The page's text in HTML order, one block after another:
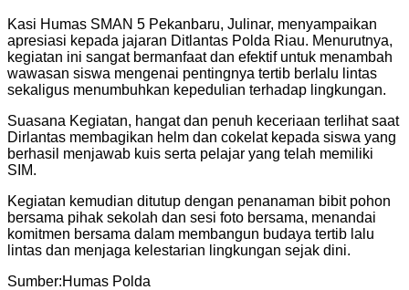
Kasi Humas SMAN 5 Pekanbaru, Julinar, menyampaikan
apresiasi kepada jajaran Ditlantas Polda Riau. Menurutnya,
kegiatan ini sangat bermanfaat dan efektif untuk menambah
wawasan siswa mengenai pentingnya tertib berlalu lintas
sekaligus menumbuhkan kepedulian terhadap lingkungan.
Suasana Kegiatan, hangat dan penuh keceriaan terlihat saat
Dirlantas membagikan helm dan cokelat kepada siswa yang
berhasil menjawab kuis serta pelajar yang telah memiliki
SIM.
Kegiatan kemudian ditutup dengan penanaman bibit pohon
bersama pihak sekolah dan sesi foto bersama, menandai
komitmen bersama dalam membangun budaya tertib lalu
lintas dan menjaga kelestarian lingkungan sejak dini.
Sumber:Humas Polda